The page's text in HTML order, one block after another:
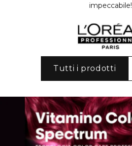
impeccabile!
Tutti i prodotti